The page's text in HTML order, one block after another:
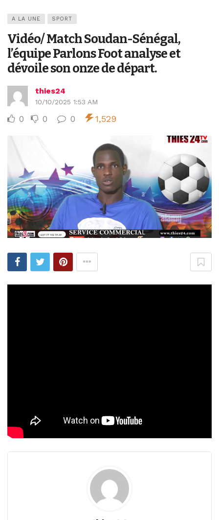
A LA UNE SPORT
Vidéo/ Match Soudan-Sénégal,
l’équipe Parlons Foot analyse et
dévoile son onze de départ.
thies24
10/10/2025 1:53 AM
0 0 0 1,529